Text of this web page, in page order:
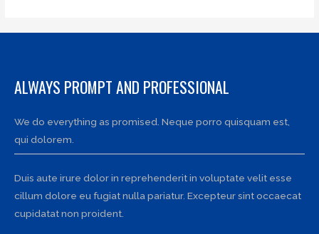
ALWAYS PROMPT AND PROFESSIONAL
We do everything as promised. Neque porro quisquam est,
qui dolorem.
Duis aute irure dolor in reprehenderit in voluptate velit esse
cillum dolore eu fugiat nulla pariatur. Excepteur sint occaecat
cupidatat non proident.